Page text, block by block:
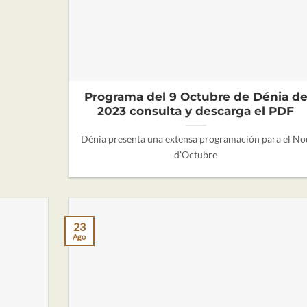
Programa del 9 Octubre de Dénia de
2023 consulta y descarga el PDF
Dénia presenta una extensa programación para el
d'Octubre
23
Ago